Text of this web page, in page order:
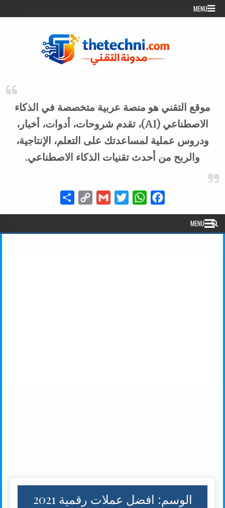
Skip to content
MENU
موقع التقني هو منصة عربية متخصصة في الذكاء
الاصطناعي (AI)، تقدم شروحات، أدوات، أخبار،
ودروس عملية لمساعدتك على التعلم، الإنتاجية،
والربح من أحدث تقنيات الذكاء الاصطناعي.
Facebook
WhatsApp
Twitter
Gmail
Copy
MENU
الوسم: افضل عملات رقمية 2021